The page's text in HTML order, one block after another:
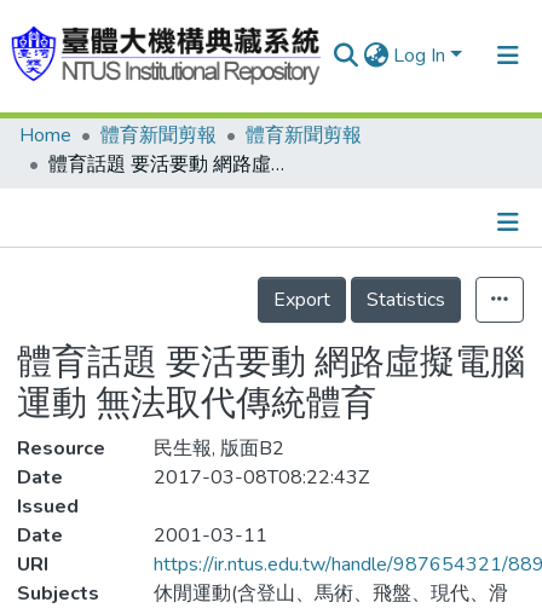
Log In
Communities & Collections
Statistics
Home 體育新聞剪報
體育新聞剪報
體育話題 要活要動 網路虛擬電腦運動 無法取代傳統體育
Details
Export
Statistics
體育話題 要活要動 網路虛擬電腦
運動 無法取代傳統體育
Resource
民生報, 版面B2
Date
Issued
2017-03-08T08:22:43Z
Date
2001-03-11
URI
https://ir.ntus.edu.tw/handle/987654321/
Subjects
休閒運動(含登山、馬術、飛盤、現代、滑